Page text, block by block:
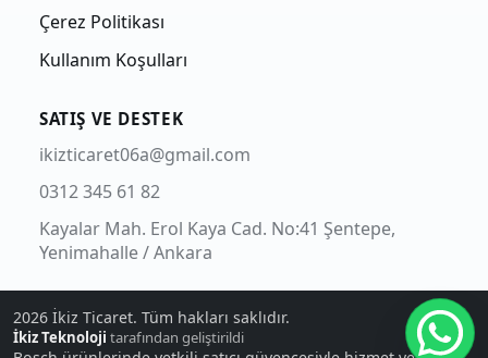
Çerez Politikası
Kullanım Koşulları
SATIŞ VE DESTEK
ikizticaret06a@gmail.com
0312 345 61 82
Kayalar Mah. Erol Kaya Cad. No:41 Şentepe,
Yenimahalle / Ankara
2026 İkiz Ticaret. Tüm hakları saklıdır.
İkiz Teknoloji tarafından geliştirildi